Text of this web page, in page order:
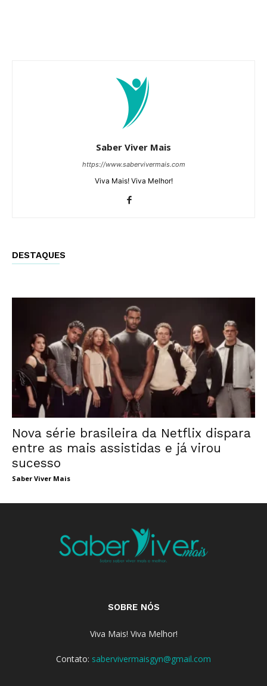
Saber Viver Mais
https://www.sabervivermais.com
Viva Mais! Viva Melhor!
DESTAQUES
Nova série brasileira da Netflix dispara
entre as mais assistidas e já virou
sucesso
Saber Viver Mais
SOBRE NÓS
Viva Mais! Viva Melhor!
Contato: sabervivermaisgyn@gmail.com